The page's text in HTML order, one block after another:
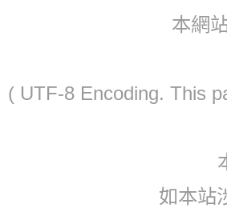
本網
( UTF-8 Encoding. This
如本站